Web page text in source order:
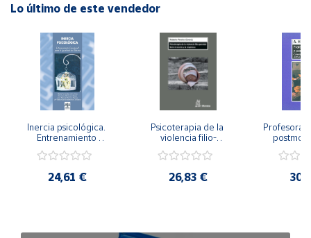
Lo último de este vendedor
Inercia psicológica.
Entrenamiento
Igualdad de Género.
24,61 €
Psicoterapia de la
violencia filio-
secreto y la
26,83 €